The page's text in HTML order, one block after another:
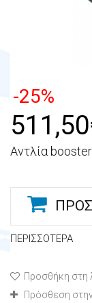
-25%
Αντλία
ΠΕΡΙΣΣΌΤΕΡΑ
Προσθήκη στη
Πρόσθεση